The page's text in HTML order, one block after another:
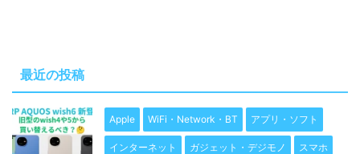
最近の投稿
Apple WiFi・Network・BT アプリ・ソフト
インターネット ガジェット・デジモノ スマホ